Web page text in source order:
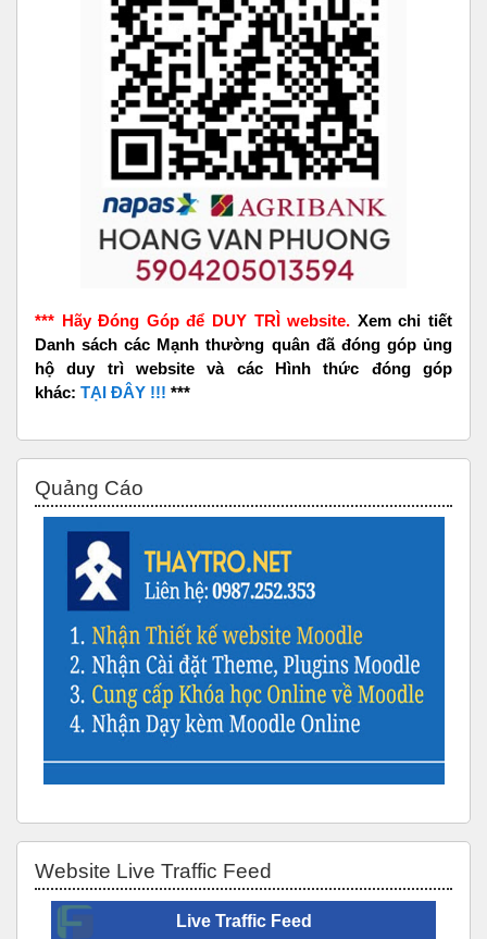
*** Hãy Đóng Góp để DUY TRÌ website. Xem chi tiết
Danh sách các Mạnh thường quân đã đóng góp ủng
hộ duy trì website và các Hình thức đóng góp
khác: TẠI ĐÂY !!! ***
Quảng Cáo
Website Live Traffic Feed
Live Traffic Feed